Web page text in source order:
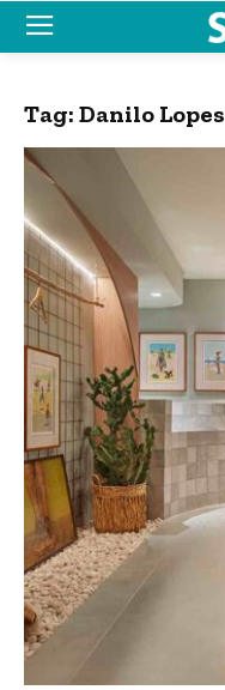
Tag: Danilo Lopes